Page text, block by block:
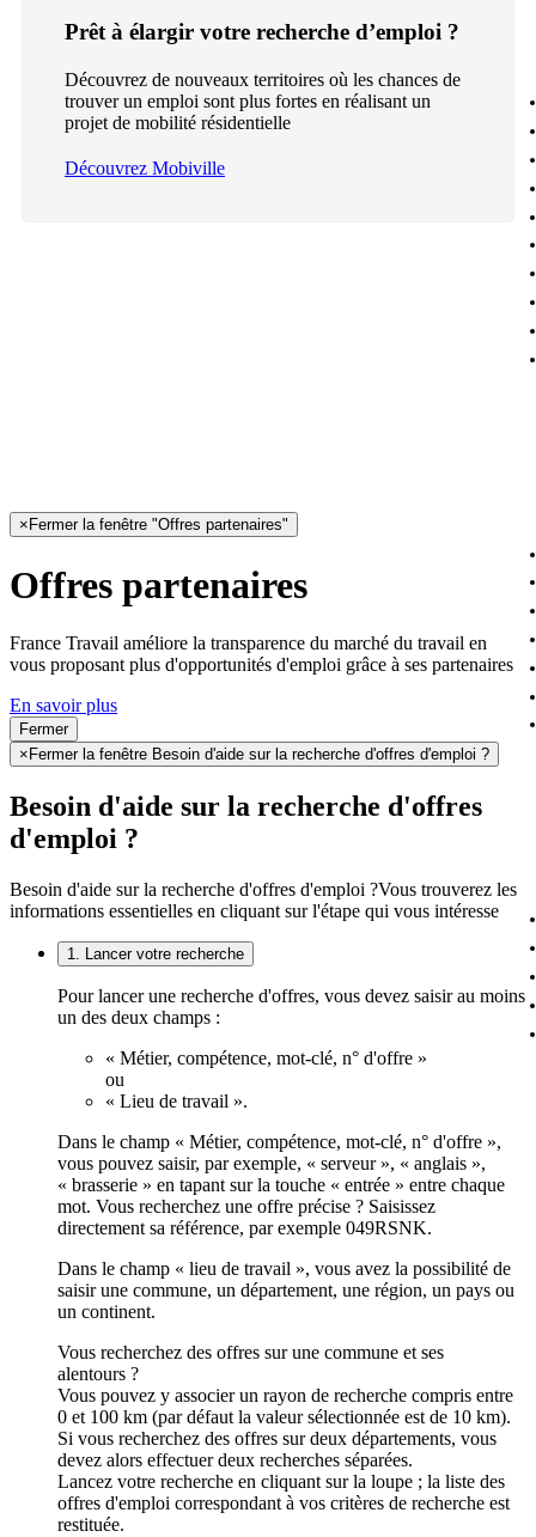
Prêt à élargir votre recherche d’emploi ?
Découvrez de nouveaux territoires où les chances de
trouver un emploi sont plus fortes en réalisant un
projet de mobilité résidentielle
Découvrez Mobiville
× Fermer la fenêtre "Offres partenaires"
Offres partenaires
France Travail améliore la transparence du marché du travail en
vous proposant plus d'opportunités d'emploi grâce à ses partenaires
En savoir plus
Fermer
× Fermer la fenêtre Besoin d'aide sur la recherche d'offres d'emploi ?
Besoin d'aide sur la recherche d'offres
d'emploi ?
Besoin d'aide sur la recherche d'offres d'emploi ?Vous trouverez les
informations essentielles en cliquant sur l'étape qui vous intéresse
1. Lancer votre recherche
Pour lancer une recherche d'offres, vous devez saisir au moins
un des deux champs :
« Métier, compétence, mot-clé, n° d'offre »
ou
« Lieu de travail ».
Dans le champ « Métier, compétence, mot-clé, n° d'offre »,
vous pouvez saisir, par exemple, « serveur », « anglais »,
« brasserie » en tapant sur la touche « entrée » entre chaque
mot. Vous recherchez une offre précise ? Saisissez
directement sa référence, par exemple 049RSNK.
Dans le champ « lieu de travail », vous avez la possibilité de
saisir une commune, un département, une région, un pays ou
un continent.
Vous recherchez des offres sur une commune et ses
alentours ?
Vous pouvez y associer un rayon de recherche compris entre
0 et 100 km (par défaut la valeur sélectionnée est de 10 km).
Si vous recherchez des offres sur deux départements, vous
devez alors effectuer deux recherches séparées.
Lancez votre recherche en cliquant sur la loupe ; la liste des
offres d'emploi correspondant à vos critères de recherche est
restituée.